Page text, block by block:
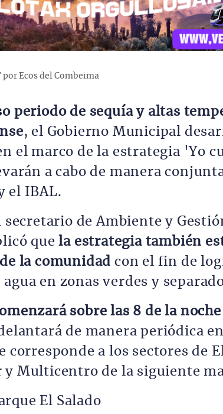
por Ecos del Combeima
periodo de sequía y altas
, el Gobierno Municipal
el marco de la estrategia 'Yo
a cabo de manera
el IBAL.
secretario de Ambiente y
que la estrategia también
la comunidad con el fin de
en zonas verdes y
sobre las 8 de la
de manera periódica
corresponde a los sectores de
y Multicentro de la siguiente
El Salado